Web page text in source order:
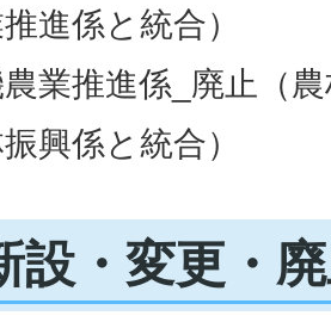
進係と統合）
業推進係_廃止（
興係と統合）
設・変更・